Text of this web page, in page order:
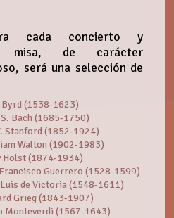
cada concierto y
misa, de carácter
será una selección de
(1538-1623)
Bach (1685-1750)
Stanford (1852-1924)
Walton (1902-1983)
Holst (1874-1934)
Guerrero (1528-1599)
de Victoria (1548-1611)
Grieg (1843-1907)
Monteverdi (1567-1643)